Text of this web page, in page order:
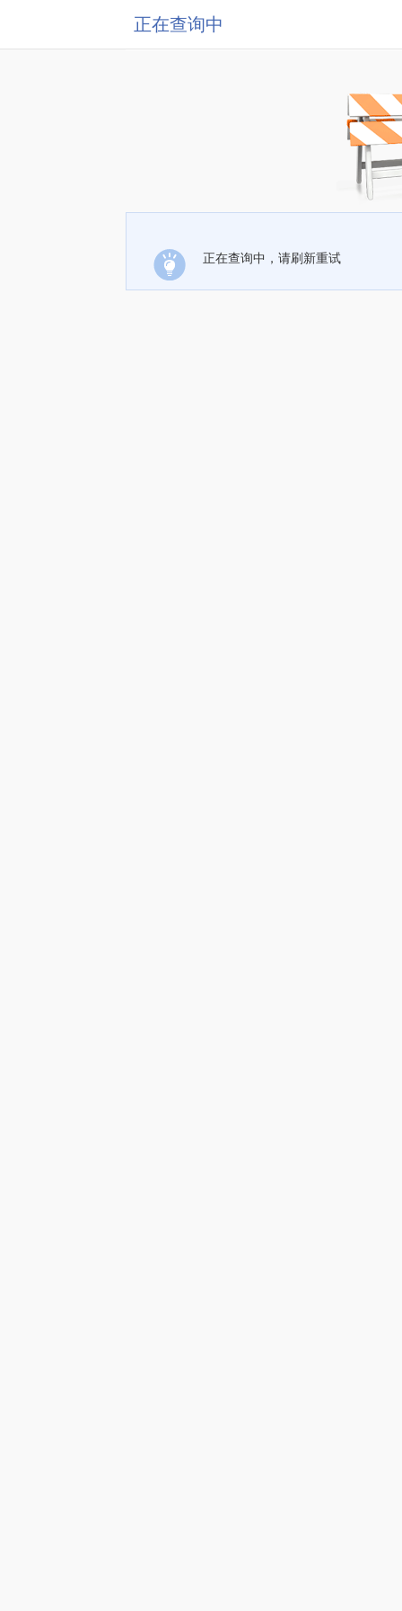
正在查询中
正在查询中，请刷新重试